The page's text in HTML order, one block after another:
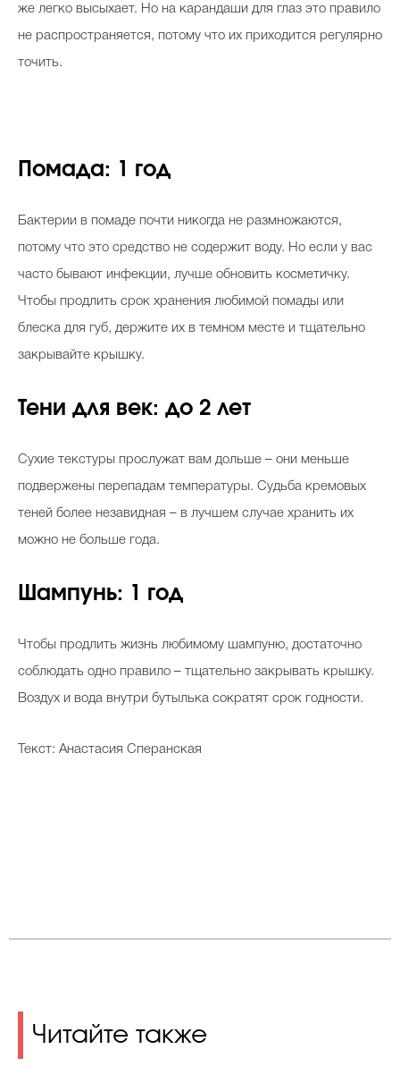
же легко высыхает. Но на карандаши для глаз это правило
не распространяется, потому что их приходится регулярно
точить.
Помада: 1 год
Бактерии в помаде почти никогда не размножаются,
потому что это средство не содержит воду. Но если у вас
часто бывают инфекции, лучше обновить косметичку.
Чтобы продлить срок хранения любимой помады или
блеска для губ, держите их в темном месте и тщательно
закрывайте крышку.
Тени для век: до 2 лет
Сухие текстуры прослужат вам дольше – они меньше
подвержены перепадам температуры. Судьба кремовых
теней более незавидная – в лучшем случае хранить их
можно не больше года.
Шампунь: 1 год
Чтобы продлить жизнь любимому шампуню, достаточно
соблюдать одно правило – тщательно закрывать крышку.
Воздух и вода внутри бутылька сократят срок годности.
Текст: Анастасия Сперанская
Читайте также